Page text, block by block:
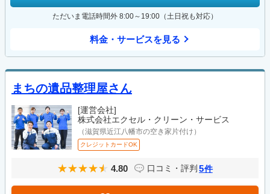
ただいま電話時間外 8:00～19:00（土日祝も対応）
料金・サービスを見る
まちの遺品整理屋さん
[運営会社]
株式会社エクセル・クリーン・サービス
（滋賀県近江八幡市の空き家片付け）
クレジットカードOK
4.80 口コミ・評判 5件